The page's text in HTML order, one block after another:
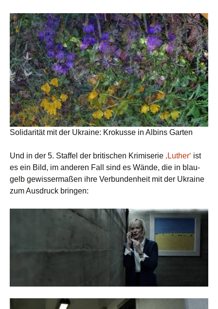
Solidarität mit der Ukraine: Krokusse in Albins Garten
Und in der 5. Staffel der britischen Krimiserie ‚Luther‘ ist
es ein Bild, im anderen Fall sind es Wände, die in blau-
gelb gewissermaßen ihre Verbundenheit mit der Ukraine
zum Ausdruck bringen: